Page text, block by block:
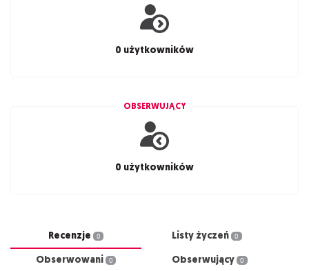
0 użytkowników
OBSERWUJĄCY
0 użytkowników
Recenzje 0 Listy życzeń 0
Obserwowani 0 Obserwujący 0